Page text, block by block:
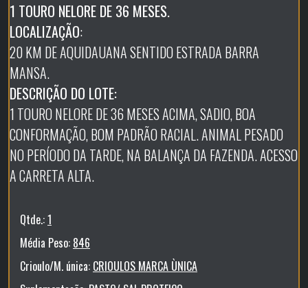
1 TOURO NELORE DE 36 MESES.
LOCALIZAÇÃO:
20 KM DE AQUIDAUANA SENTIDO ESTRADA BARRA
MANSA.
DESCRIÇÃO DO LOTE:
1 TOURO NELORE DE 36 MESES ACIMA, SADIO, BOA
CONFORMAÇÃO, BOM PADRÃO RACIAL. ANIMAL PESADO
NO PERÍODO DA TARDE, NA BALANÇA DA FAZENDA. ACESSO
A CARRETA ALTA.
Qtde.:1
Média Peso: 846
Crioulo/M. única: CRIOULOS MARCA ÙNICA